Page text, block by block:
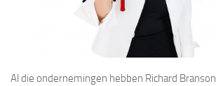
Al die ondernemingen hebben Richard